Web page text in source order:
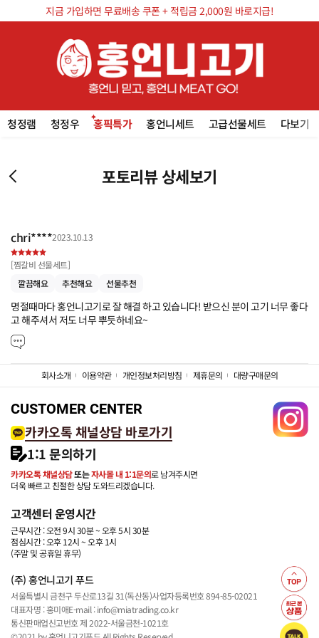
지금 가입하면 무료배송 쿠폰 + 적립금 2,000원 바로지급!
청정램 청정우 홍픽특가 홍언니세트 고급선물세트 다보기
포토리뷰 상세보기
chri****2023.10.13
[찜갈비 선물세트]
깔끔해요
추천해요 선물추천
명절때마다 홍언니고기로 잘 해결 하고 있습니다! 받으신 분이 고기 너무 좋다
고 해주셔서 저도 너무 뿌듯하네요~
회사소개 이용약관 개인정보처리방침 제휴문의 대량구매문의
CUSTOMER CENTER
카카오톡 채널상담 바로가기
1:1 문의하기
카카오톡 채널상담또는자사몰 내 1:1문의로 남겨주시면
더욱 빠르고 친절한 상담 도와드리겠습니다.
고객센터 운영시간
근무시간 : 오전 9시 30분 ~ 오후 5시 30분
점심시간 : 오후 12시 ~ 오후 1시
(주말 및 공휴일 휴무)
(주) 홍언니고기 푸드
서울특별시 금천구 두산로13길 31(독산동)사업자등록번호 894-85-02021
대표자명 : 홍미애E-mail : info@miatrading.co.kr
통신판매업신고번호 제 2022-서울금천-1021호